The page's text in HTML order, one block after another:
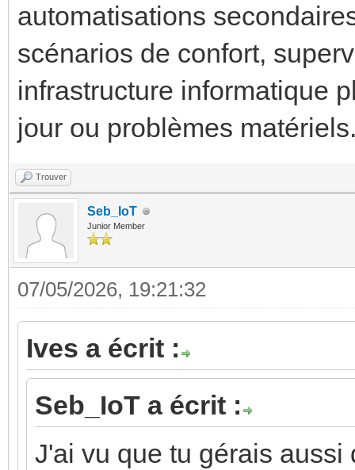
automatisations
scénarios de confort,
infrastructure informatique
jour ou problèmes
Trouver
Seb_IoT
Junior Member
07/05/2026, 19:21:32
Ives a écrit :
Seb_IoT a écrit :
J'ai vu que tu gérais